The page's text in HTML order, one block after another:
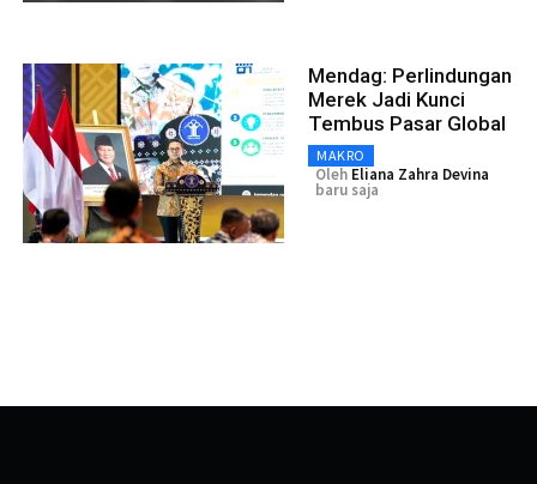
Mendag: Perlindungan
Merek Jadi Kunci
Tembus Pasar Global
MAKRO
Oleh Eliana Zahra Devina
baru saja